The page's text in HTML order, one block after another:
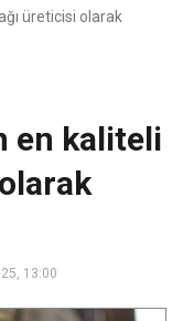
üreticisi olarak
en kaliteli
13:00